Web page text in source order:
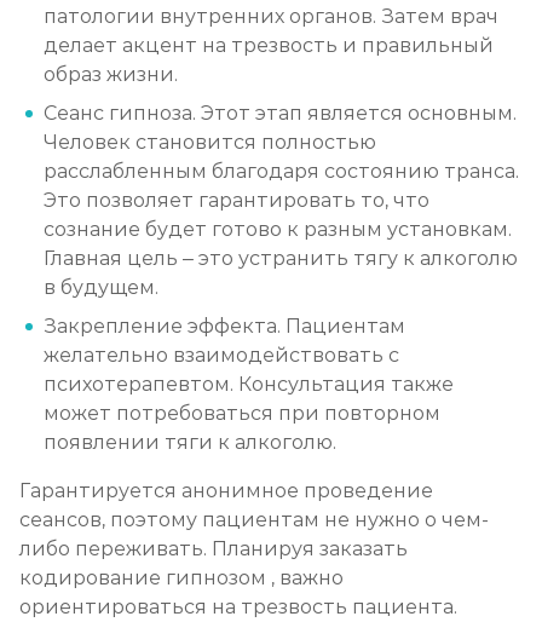
от 2 500 ₽ Записаться
Лечение подросткового алкоголизма
от 3 200 ₽ Записаться
Социализация алкоголиков
от 750 ₽ Записаться
патологии внутренних органов. Затем врач
делает акцент на трезвость и правильный
образ жизни.
Сеанс гипноза. Этот этап является основным.
Человек становится полностью
расслабленным благодаря состоянию транса.
Это позволяет гарантировать то, что
сознание будет готово к разным установкам.
Главная цель – это устранить тягу к алкоголю
в будущем.
Закрепление эффекта. Пациентам
желательно взаимодействовать с
психотерапевтом. Консультация также
может потребоваться при повторном
появлении тяги к алкоголю.
Гарантируется анонимное проведение
сеансов, поэтому пациентам не нужно о чем-
либо переживать. Планируя заказать
кодирование гипнозом , важно
ориентироваться на трезвость пациента.